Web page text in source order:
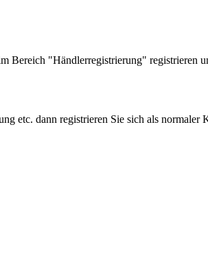
Bereich "Händlerregistrierung" registrieren
etc. dann registrieren Sie sich als